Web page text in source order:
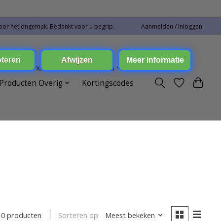
het ongemak. Bedankt voor u begrip. Aanmelden / Inloggen
Toebehoren
Elektronica
Producten Overig
Kortingscodes
0 producten Sorteren op Meest bekeken